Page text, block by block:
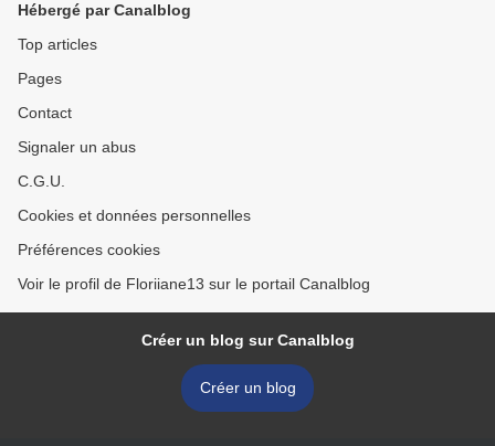
Hébergé par Canalblog
Top articles
Pages
Contact
Signaler un abus
C.G.U.
Cookies et données personnelles
Préférences cookies
Voir le profil de Floriiane13 sur le portail Canalblog
Créer un blog sur Canalblog
Créer un blog